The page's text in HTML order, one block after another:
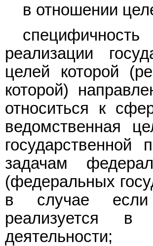
в отношении
реализации
целей которой
которой)
относиться к
ведомственная
государственной
задачам
(федеральных
в случае если
реализуется в
деятельности;